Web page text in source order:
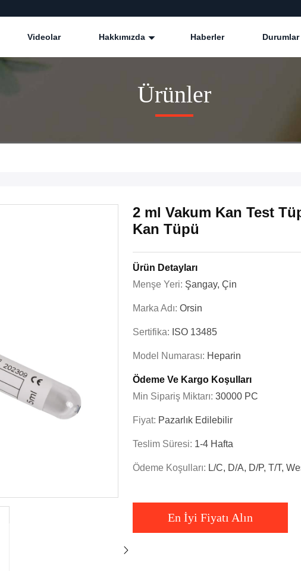
Videolar Hakkımızda Haberler Durumlar
Ürünler
2 ml Vakum Kan Test
Kan Tüpü
Ürün Detayları
Menşe Yeri: Şangay, Çin
Marka Adı: Orsin
Sertifika: ISO 13485
Model Numarası: Heparin
Ödeme Ve Kargo Koşulları
Min Sipariş Miktarı: 30000 PC
Fiyat: Pazarlık Edilebilir
Teslim Süresi: 1-4 Hafta
Ödeme Koşulları: L/C, D/A, D/P, T/T,
En İyi Fiyatı Alın